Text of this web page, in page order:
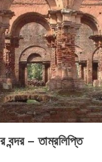
বন্দর – তাম্রলিপ্তি